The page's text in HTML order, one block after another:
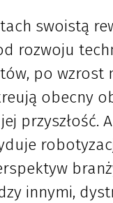
swoistą
rozwoju
po wzrost
obecny
przyszłość.
innymi,